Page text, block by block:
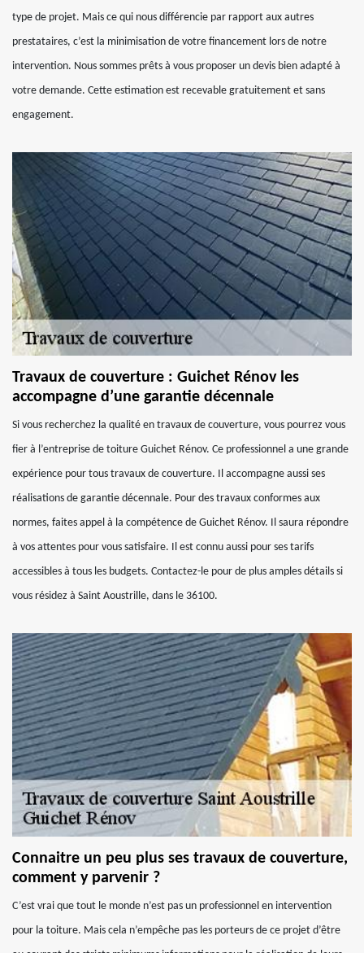
type de projet. Mais ce qui nous différencie par rapport aux autres
prestataires, c’est la minimisation de votre financement lors de notre
intervention. Nous sommes prêts à vous proposer un devis bien adapté à
votre demande. Cette estimation est recevable gratuitement et sans
engagement.
Travaux de couverture : Guichet Rénov les
accompagne d’une garantie décennale
Si vous recherchez la qualité en travaux de couverture, vous pourrez vous
fier à l’entreprise de toiture Guichet Rénov. Ce professionnel a une grande
expérience pour tous travaux de couverture. Il accompagne aussi ses
réalisations de garantie décennale. Pour des travaux conformes aux
normes, faites appel à la compétence de Guichet Rénov. Il saura répondre
à vos attentes pour vous satisfaire. Il est connu aussi pour ses tarifs
accessibles à tous les budgets. Contactez-le pour de plus amples détails si
vous résidez à Saint Aoustrille, dans le 36100.
Connaitre un peu plus ses travaux de couverture,
comment y parvenir ?
C’est vrai que tout le monde n’est pas un professionnel en intervention
pour la toiture. Mais cela n’empêche pas les porteurs de ce projet d’être